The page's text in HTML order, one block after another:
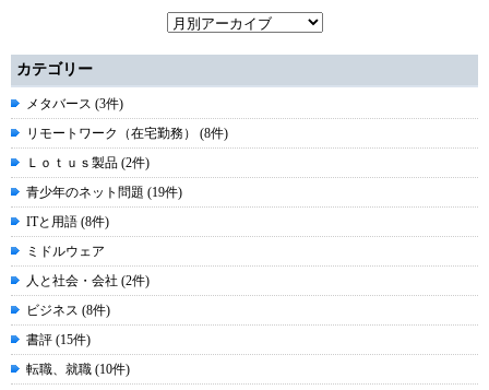
カテゴリー
メタバース (3件)
リモートワーク（在宅勤務） (8件)
Ｌｏｔｕｓ製品 (2件)
青少年のネット問題 (19件)
ITと用語 (8件)
ミドルウェア
人と社会・会社 (2件)
ビジネス (8件)
書評 (15件)
転職、就職 (10件)